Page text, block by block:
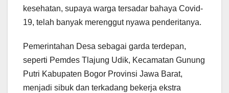
kesehatan, supaya warga tersadar bahaya Covid-
19, telah banyak merenggut nyawa penderitanya.
Pemerintahan Desa sebagai garda terdepan,
seperti Pemdes Tlajung Udik, Kecamatan Gunung
Putri Kabupaten Bogor Provinsi Jawa Barat,
menjadi sibuk dan terkadang bekerja ekstra